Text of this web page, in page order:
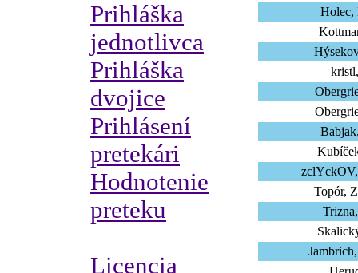
Prihláška
jednotlivca
Prihláška
dvojice
Prihlásení
pretekári
Hodnotenie
preteku
Licencia
Holec,
Topór,